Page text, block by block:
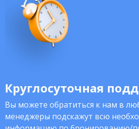
Круглосуточная
Вы можете обратиться к нам в
менеджеры подскажут всю